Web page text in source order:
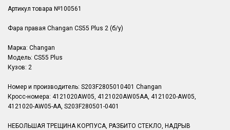
Артикул товара №100561
Фара правая Changan CS55 Plus 2 (б/у)
Марка: Changan
Модель: CS55 Plus
Кузов: 2
Номер и производитель: S203F2805010401 Changan
Кросс-номера: 4121020AW05, 4121020AW05AA, 4121020-AW05,
4121020-AW05-AA, S203F280501-0401
НЕБОЛЬШАЯ ТРЕЩИНА КОРПУСА, РАЗБИТО СТЕКЛО, НАДРЫВ